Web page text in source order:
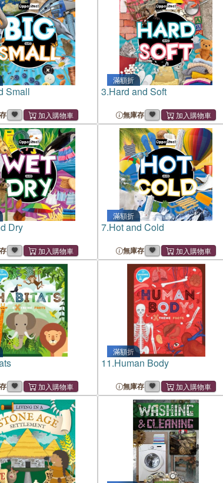
Small
滿額折
3.Hard and Soft
無庫存
Dry
滿額折
7.Hot and Cold
無庫存
滿額折
11.Human Body
無庫存